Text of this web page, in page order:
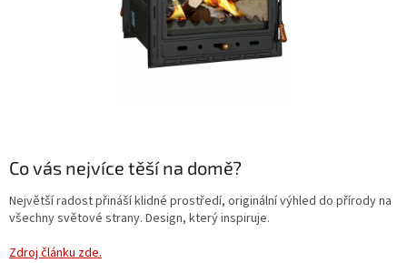
Co vás nejvíce těší na domě?
Největší radost přináší klidné prostředí, originální výhled do přírody na
všechny světové strany. Design, který inspiruje.
Zdroj článku zde.